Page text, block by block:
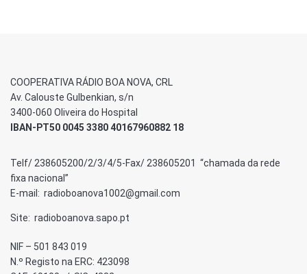
COOPERATIVA RÁDIO BOA NOVA, CRL
Av. Calouste Gulbenkian, s/n
3400-060 Oliveira do Hospital
IBAN-PT50 0045 3380 40167960882 18
Telf/ 238605200/2/3/4/5-Fax/ 238605201 “chamada da rede
fixa nacional”
E-mail: radioboanova1002@gmail.com
Site: radioboanova.sapo.pt
NIF – 501 843 019
N.º Registo na ERC: 423098